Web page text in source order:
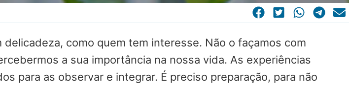
como quem tem interesse. Não o façamos com
a sua importância na nossa vida. As experiências
para as observar e integrar. É preciso preparação, para não